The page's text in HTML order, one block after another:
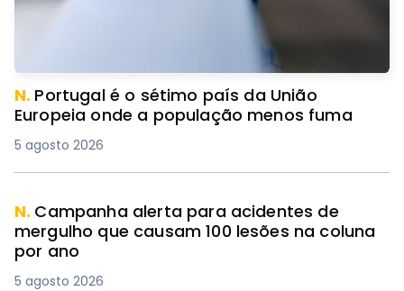
N. Portugal é o sétimo país da União
Europeia onde a população menos fuma
5 agosto 2026
N. Campanha alerta para acidentes de
mergulho que causam 100 lesões na coluna
por ano
5 agosto 2026